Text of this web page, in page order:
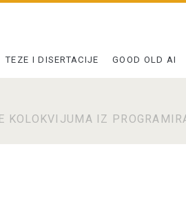
TEZE I DISERTACIJE GOOD OLD AI
KOLOKVIJUMA IZ